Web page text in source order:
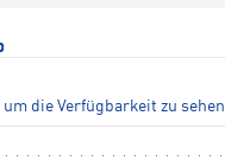
um die Verfügbarkeit zu sehen